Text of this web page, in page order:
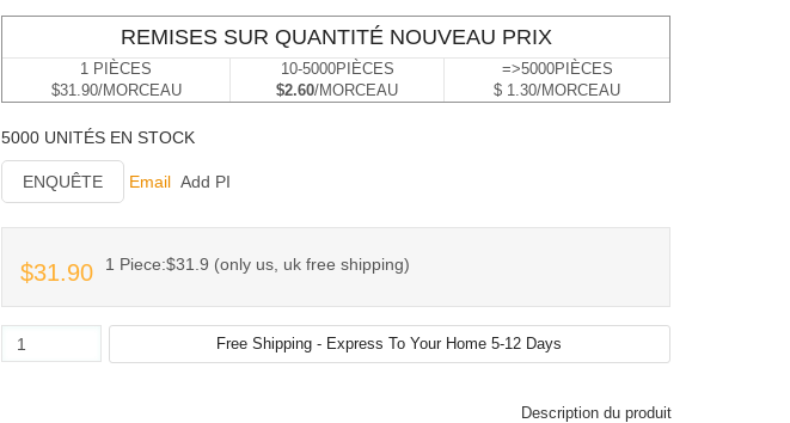
REMISES SUR QUANTITÉ NOUVEAU PRIX
1 PIÈCES
$31.90/MORCEAU
10-5000PIÈCES
$2.60/MORCEAU
=>5000PIÈCES
$ 1.30/MORCEAU
5000 UNITÉS EN STOCK
ENQUÊTE Email Add PI
$31.90 1 Piece:$31.9 (only us, uk free shipping)
Description du produit